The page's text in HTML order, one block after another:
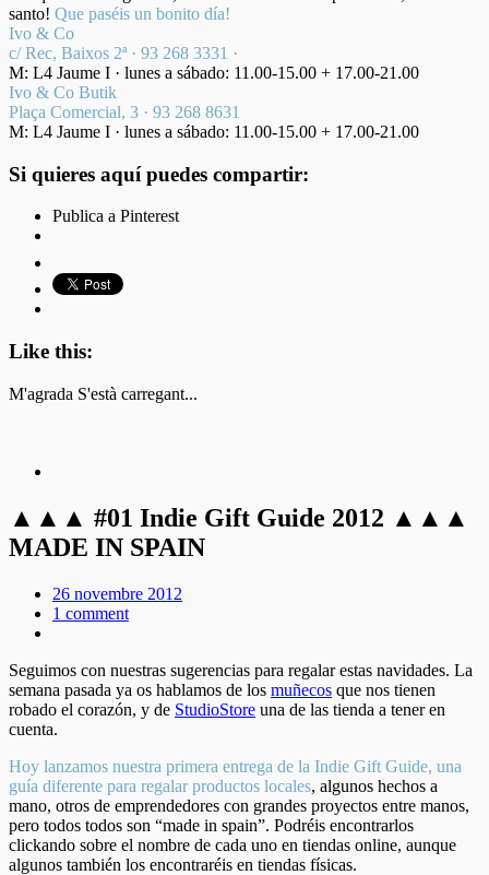
santo! Que paséis un bonito día!
Ivo & Co
c/ Rec, Baixos 2ª · 93 268 3331 ·
M: L4 Jaume I · lunes a sábado: 11.00-15.00 + 17.00-21.00
Ivo & Co Butik
Plaça Comercial, 3 · 93 268 8631
M: L4 Jaume I · lunes a sábado: 11.00-15.00 + 17.00-21.00
Si quieres aquí puedes compartir:
Publica a Pinterest
Like this:
M'agrada S'està carregant...
▲▲▲ #01 Indie Gift Guide 2012 ▲▲▲
MADE IN SPAIN
26 novembre 2012
1 comment
Seguimos con nuestras sugerencias para regalar estas navidades. La
semana pasada ya os hablamos de los muñecos que nos tienen
robado el corazón, y de StudioStore una de las tienda a tener en
cuenta.
Hoy lanzamos nuestra primera entrega de la Indie Gift Guide, una
guía diferente para regalar productos locales, algunos hechos a
mano, otros de emprendedores con grandes proyectos entre manos,
pero todos todos son “made in spain”. Podréis encontrarlos
clickando sobre el nombre de cada uno en tiendas online, aunque
algunos también los encontraréis en tiendas físicas.